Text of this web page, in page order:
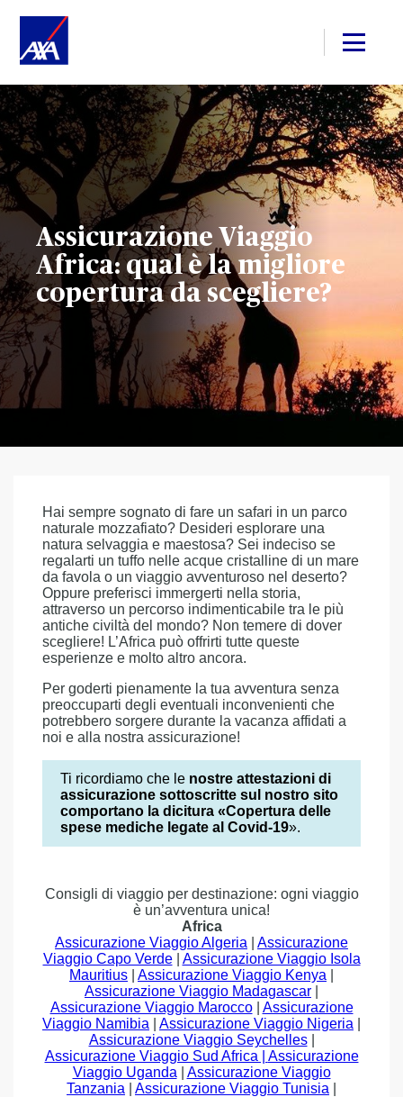
Assicurazione Viaggio
Africa: qual è la migliore
copertura da scegliere?
Hai sempre sognato di fare un safari in un parco
naturale mozzafiato? Desideri esplorare una
natura selvaggia e maestosa? Sei indeciso se
regalarti un tuffo nelle acque cristalline di un mare
da favola o un viaggio avventuroso nel deserto?
Oppure preferisci immergerti nella storia,
attraverso un percorso indimenticabile tra le più
antiche civiltà del mondo? Non temere di dover
scegliere! L’Africa può offrirti tutte queste
esperienze e molto altro ancora.
Per goderti pienamente la tua avventura senza
preoccuparti degli eventuali inconvenienti che
potrebbero sorgere durante la vacanza affidati a
noi e alla nostra assicurazione!
Ti ricordiamo che le nostre attestazioni di
assicurazione sottoscritte sul nostro sito
comportano la dicitura «Copertura delle
spese mediche legate al Covid-19».
Consigli di viaggio per destinazione: ogni viaggio
è un’avventura unica!
Africa
Assicurazione Viaggio Algeria
Assicurazione
Viaggio Capo Verde| Assicurazione Viaggio Isola
Mauritius
Assicurazione Viaggio Kenya
Assicurazione Viaggio Madagascar
Assicurazione Viaggio Marocco| Assicurazione
Viaggio Namibia
Assicurazione Viaggio Nigeria
Assicurazione Viaggio Seychelles|
Assicurazione Viaggio Sud Africa | Assicurazione
Viaggio Uganda
Assicurazione Viaggio
Tanzania
Assicurazione Viaggio Tunisia